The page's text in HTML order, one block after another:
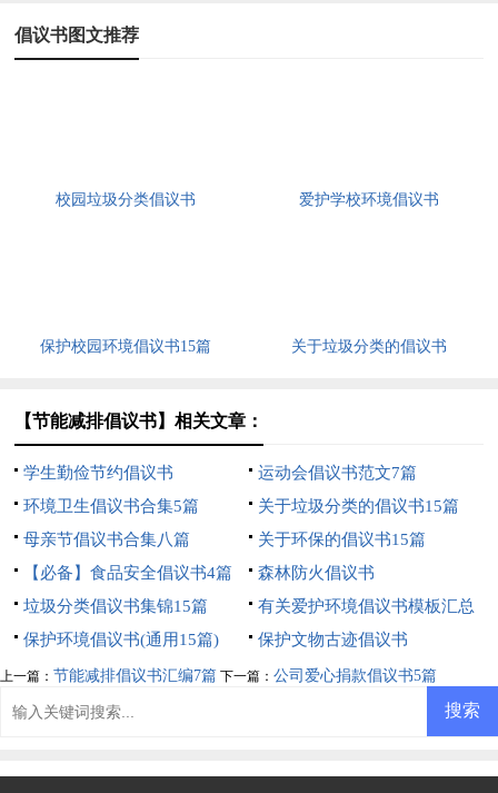
倡议书图文推荐
校园垃圾分类倡议书 爱护学校环境倡议书
保护校园环境倡议书15篇 关于垃圾分类的倡议书
【节能减排倡议书】相关文章：
学生勤俭节约倡议书
运动会倡议书范文7篇
环境卫生倡议书合集5篇
关于垃圾分类的倡议书15篇
母亲节倡议书合集八篇
关于环保的倡议书15篇
【必备】食品安全倡议书4篇
森林防火倡议书
垃圾分类倡议书集锦15篇
有关爱护环境倡议书模板汇总
五篇
保护环境倡议书(通用15篇) 保护文物古迹倡议书
上一篇： 节能减排倡议书汇编7篇 下一篇： 公司爱心捐款倡议书5篇